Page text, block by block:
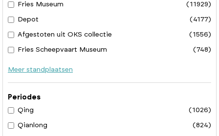
Fries Museum (11929)
Depot (4177)
Afgestoten uit OKS collectie (1556)
Fries Scheepvaart Museum (748)
Meer standplaatsen
Periodes
Qing
(1026)
Qianlong (824)